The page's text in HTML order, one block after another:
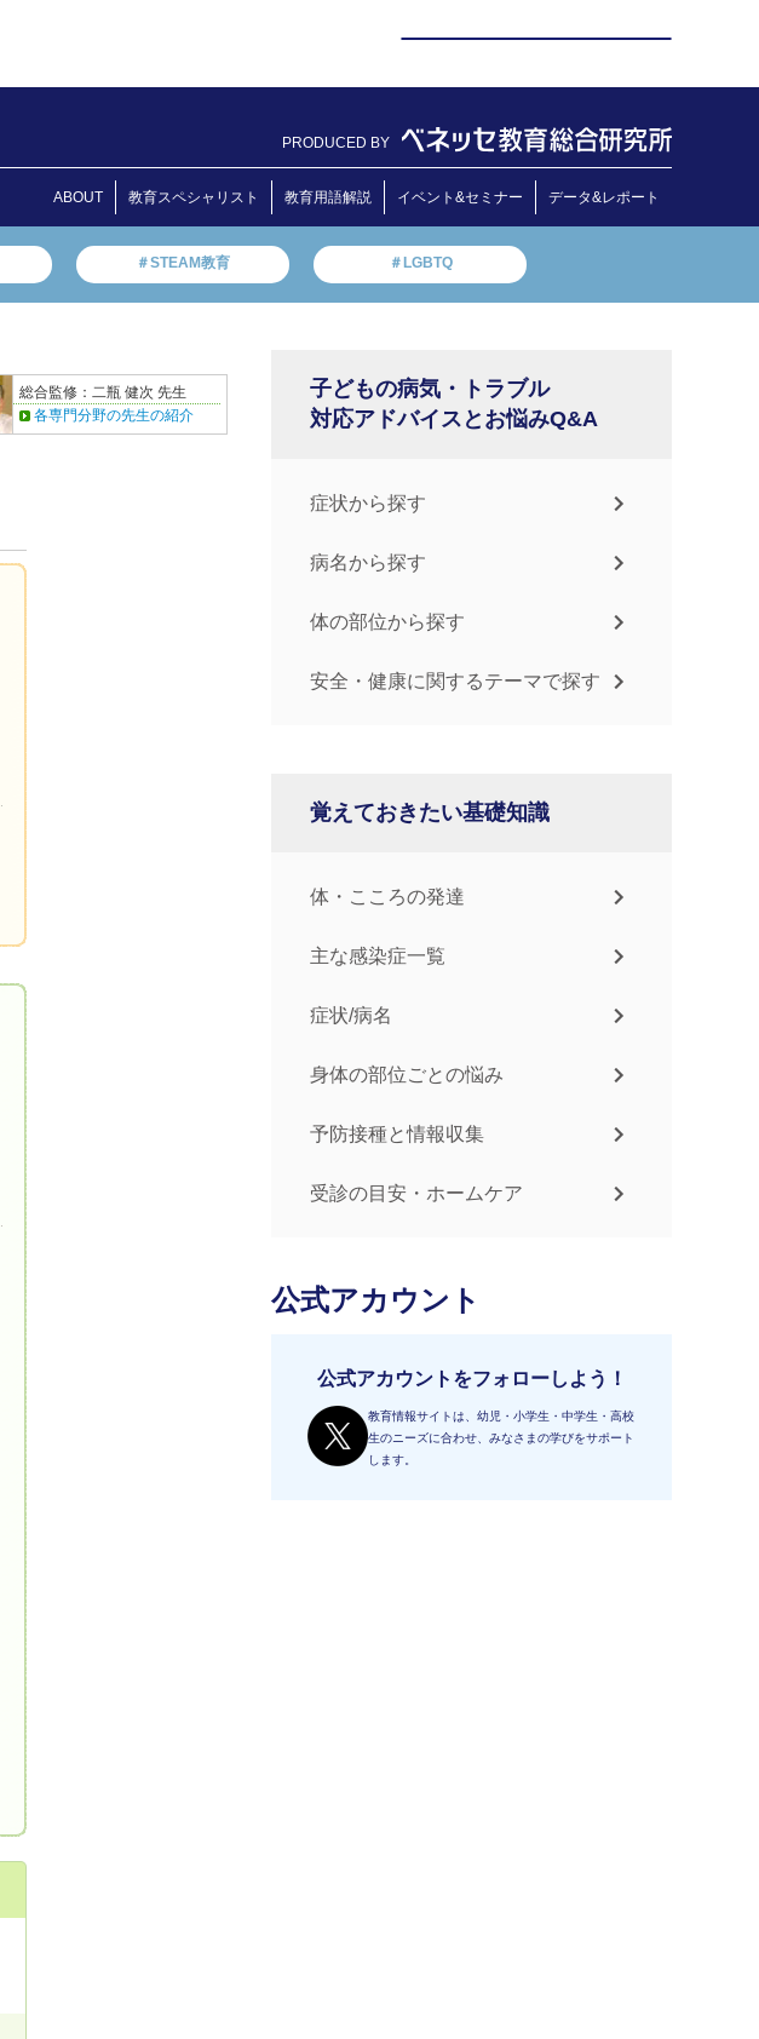
PRODUCED BY
ABOUT 教育スペシャリスト 教育用語解説 イベント&セミナー データ&レポート
＃STEAM教育 ＃LGBTQ
総合監修：二瓶 健次 先生
各専門分野の先生の紹介
子どもの病気・トラブル
対応アドバイスとお悩みQ&A
症状から探す
病名から探す
体の部位から探す
安全・健康に関するテーマで探す
覚えておきたい基礎知識
体・こころの発達
主な感染症一覧
症状/病名
身体の部位ごとの悩み
予防接種と情報収集
受診の目安・ホームケア
公式アカウント
公式アカウントをフォローしよう！
教育情報サイトは、幼児・小学生・中学生・高校
生のニーズに合わせ、みなさまの学びをサポート
します。